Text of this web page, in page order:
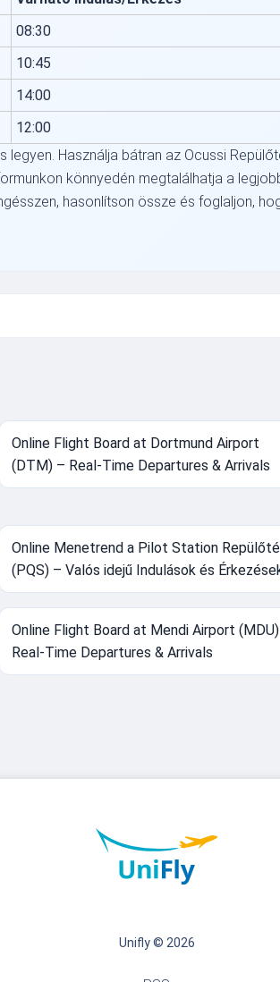
08:30
10:45
14:00
12:00
Használja bátran az Ocussi
könnyedén megtalálhatja a
hasonlítson össze és foglaljon,
Online Flight Board at Dortmund Airport
(DTM) – Real-Time Departures & Arrivals
Online Menetrend a Pilot Station
(PQS) – Valós idejű Indulások és
Online Flight Board at Mendi Airport
Real-Time Departures & Arrivals
Unifly © 2026